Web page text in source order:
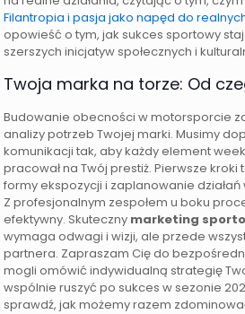
Filantropia i pasja jako napęd do
opowieść o tym, jak sukces sportowy
szerszych inicjatyw społecznych i
Twoja marka na torze: Od
Budowanie obecności w motorsporcie
analizy potrzeb Twojej marki. Musimy
komunikacji tak, aby każdy element
pracował na Twój prestiż. Pierwsze
formy ekspozycji i zaplanowanie działań
Z profesjonalnym zespołem u boku
efektywny. Skuteczny marketing
wymaga odwagi i wizji, ale przede
partnera. Zapraszam Cię do
mogli omówić indywidualną strategię
wspólnie ruszyć po sukces w sezonie
sprawdź, jak możemy razem